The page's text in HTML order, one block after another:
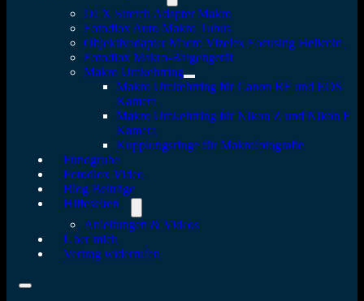
DLX Stretch Adapter Makro
Fotodiox Auto Makro Tubus
Objektivadapter Macro Vizelex Focusing Helicoid
Fotodiox Makro-Balgengerät
Makro Umkehrring
Makro Umkehrring für Canon RF und EOS
Kamera
Makro Umkehrring für Nikon Z und Nikon F
Kamera
Kupplungsringe für Makrofotografie
Fundgrube
Fotodiox Video
Blog Beiträge
Hilfeseiten
Anleitungen & Videos
Über mich
Vertrag widerrufen